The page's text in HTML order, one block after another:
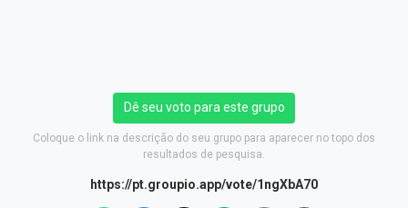
Dê seu voto para este grupo
Coloque o link na descrição do seu grupo para aparecer no topo dos
resultados de pesquisa.
https://pt.groupio.app/vote/1ngXbA70